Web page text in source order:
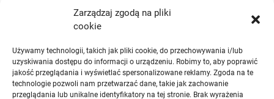
Zarządzaj zgodą na pliki
cookie
Używamy technologii, takich jak pliki cookie, do przechowywania i/lub
uzyskiwania dostępu do informacji o urządzeniu. Robimy to, aby poprawić
jakość przeglądania i wyświetlać spersonalizowane reklamy. Zgoda na te
technologie pozwoli nam przetwarzać dane, takie jak zachowanie
przeglądania lub unikalne identyfikatory na tej stronie. Brak wyrażenia